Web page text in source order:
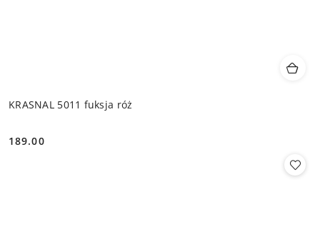
KRASNAL 5011 fuksja róż
Cena:
189.00